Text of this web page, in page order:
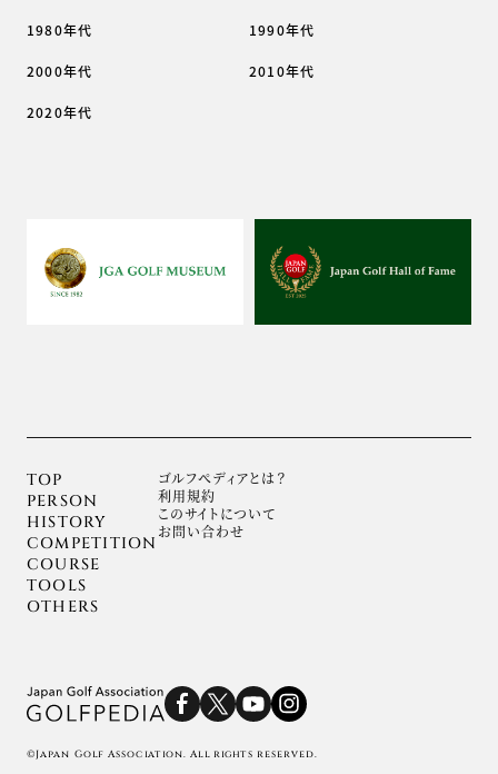
1980年代 1990年代
2000年代 2010年代
2020年代
TOP
PERSON
HISTORY
COMPETITION
COURSE
TOOLS
OTHERS
ゴルフぺディアとは？
利用規約
このサイトについて
お問い合わせ
©Japan Golf Association. All rights reserved.